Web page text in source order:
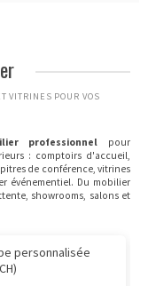
VITRINES POUR VOS
professionnel pour
: comptoirs d'accueil,
de conférence, vitrines
événementiel. Du mobilier
showrooms, salons et